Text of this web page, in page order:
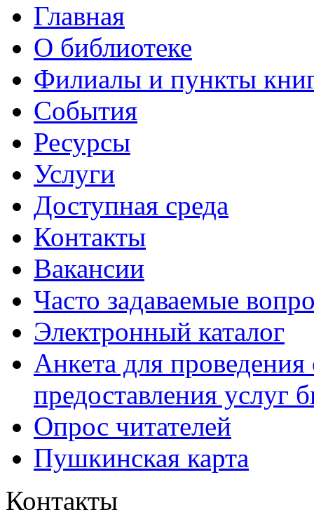
Главная
О библиотеке
Филиалы и пункты
События
Ресурсы
Услуги
Доступная среда
Контакты
Вакансии
Часто задаваемые
Электронный каталог
Анкета для проведения
предоставления услуг
Опрос читателей
Пушкинская карта
Контакты